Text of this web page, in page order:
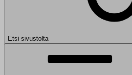
Etsi sivustolta